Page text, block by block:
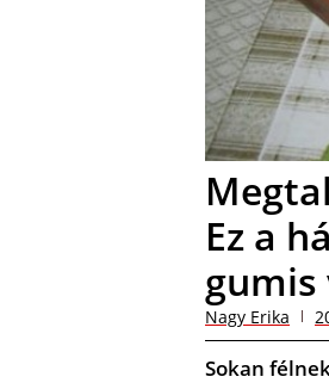
Ez a
Nagy Erika
Sokan